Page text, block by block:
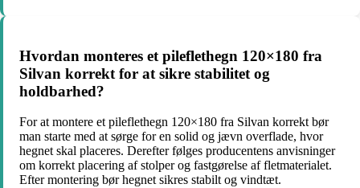
Hvordan monteres et pileflethegn 120×180 fra
Silvan korrekt for at sikre stabilitet og
holdbarhed?
For at montere et pileflethegn 120×180 fra Silvan korrekt bør
man starte med at sørge for en solid og jævn overflade, hvor
hegnet skal placeres. Derefter følges producentens anvisninger
om korrekt placering af stolper og fastgørelse af fletmaterialet.
Efter montering bør hegnet sikres stabilt og vindtæt.